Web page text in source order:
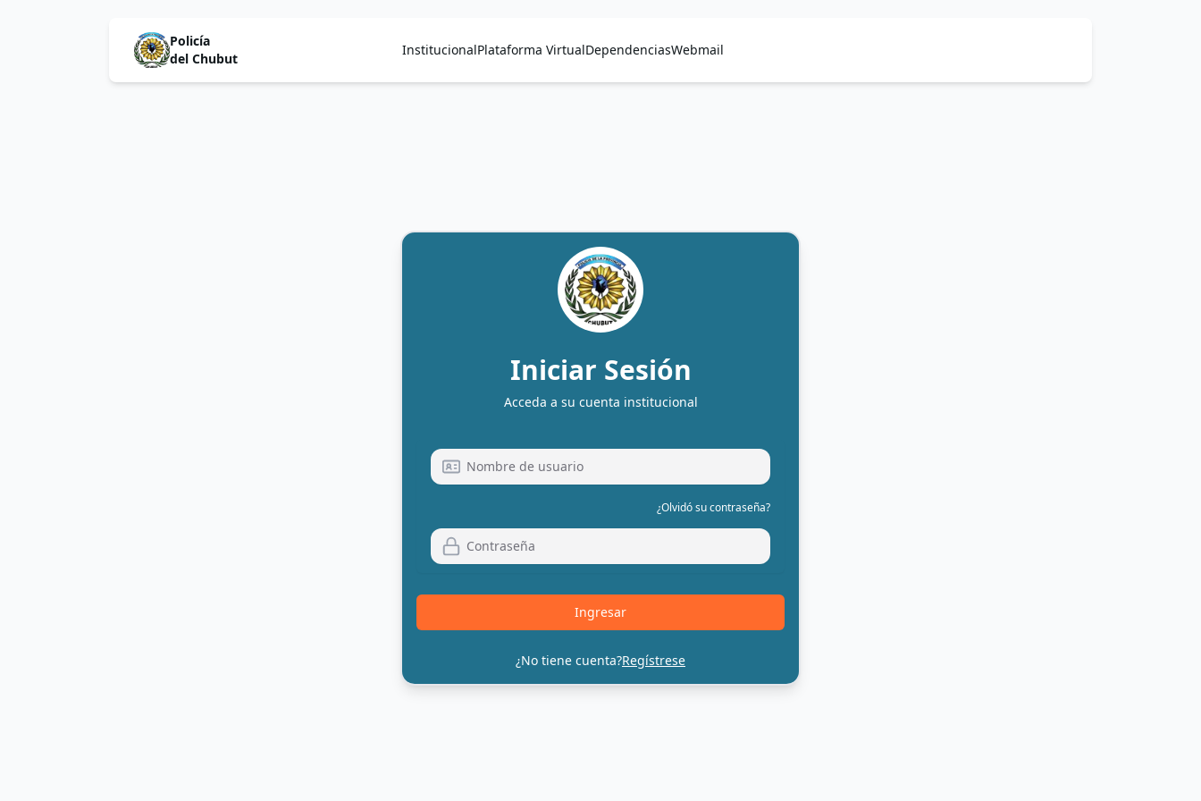
Policía
del Chubut
InstitucionalPlataforma VirtualDependenciasWebmail
Iniciar Sesión
Acceda a su cuenta institucional
¿Olvidó su contraseña?
Ingresar
¿No tiene cuenta?Regístrese